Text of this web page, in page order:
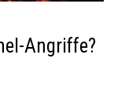
Angriffe?